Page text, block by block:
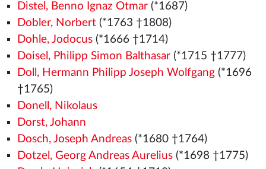
Distel, Benno Ignaz Otmar(*1687)
Dobler, Norbert(*1763 †1808)
Dohle, Jodocus(*1666 †1714)
Doisel, Philipp Simon Balthasar(*1715 †1777)
Doll, Hermann Philipp Joseph Wolfgang(*1696
†1765)
Donell, Nikolaus
Dorst, Johann
Dosch, Joseph Andreas(*1680 †1764)
Dotzel, Georg Andreas Aurelius(*1698 †1775)